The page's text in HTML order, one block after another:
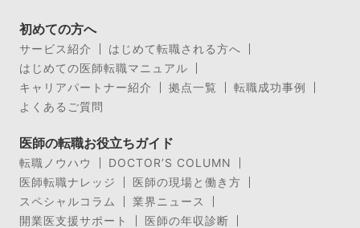
初めての方へ
サービス紹介
はじめて転職される方へ
はじめての医師転職マニュアル
キャリアパートナー紹介
拠点一覧
転職成功事例
よくあるご質問
医師の転職お役立ちガイド
転職ノウハウ
DOCTOR’S COLUMN
医師転職ナレッジ
医師の現場と働き方
スペシャルコラム
業界ニュース
開業医支援サポート
医師の年収診断